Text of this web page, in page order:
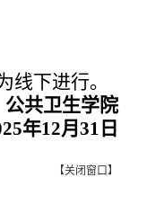
下进行。
公共卫生学院
年12月 31 日
【关闭窗口】